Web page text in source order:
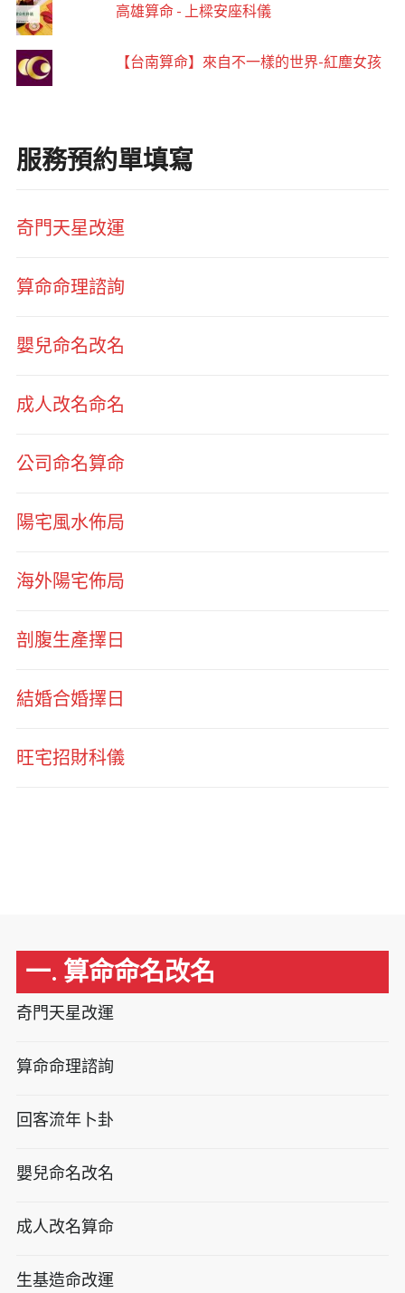
高雄算命 - 上樑安座科儀
【台南算命】來自不一樣的世界-紅塵女孩
服務預約單填寫
奇門天星改運
算命命理諮詢
嬰兒命名改名
成人改名命名
公司命名算命
陽宅風水佈局
海外陽宅佈局
剖腹生產擇日
結婚合婚擇日
旺宅招財科儀
一. 算命命名改名
奇門天星改運
算命命理諮詢
回客流年卜卦
嬰兒命名改名
成人改名算命
生基造命改運